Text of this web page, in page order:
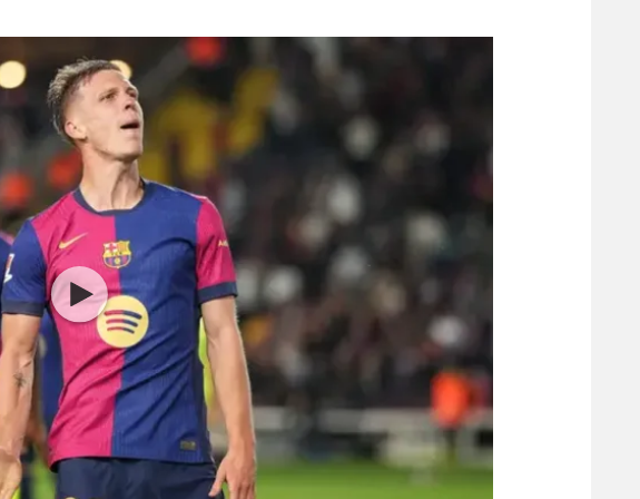
תקנון משתתפים וזוכים בפרסים
תקנון עבור פעילות אלקטרה
תקנון עבור פעילות ספורט 1 – "מרלן"
גיימינג E-Sports
תנאי שימוש
תקנון פעילות ספורט 1
רשיון להקרנה פומבית לבית עסק
הצטרפות לחבילת הערוצים
לוח דרושים – ג'ובנט
הפועל תל אביב
הפועל חיפה
הפועל באר שבע
מכבי נתניה
בני יהודה